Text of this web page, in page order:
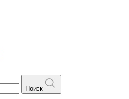
Поиск